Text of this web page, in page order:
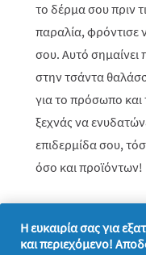
το δέρμα σου πριν
παραλία, φρόντισε
σου. Αυτό σημαίνει
στην τσάντα
για το πρόσωπο
ξεχνάς να
επιδερμίδα σου,
όσο και προϊόντων!
Η ευκαιρία σας για
και περιεχόμενο!